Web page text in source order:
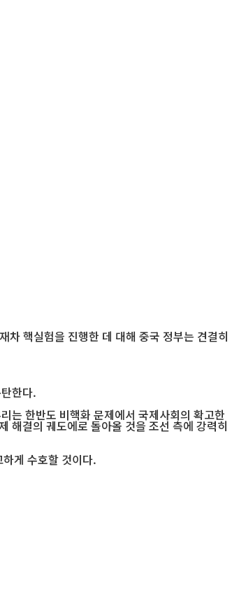
핵실험을 진행한 데 대해 중국 정부는 견결히
한다.
는 한반도 비핵화 문제에서 국제사회의 확고한
해결의 궤도에로 돌아올 것을 조선 측에 강력히
게 수호할 것이다.